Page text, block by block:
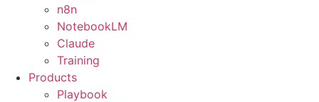
n8n
NotebookLM
Claude
Training
Products
Playbook